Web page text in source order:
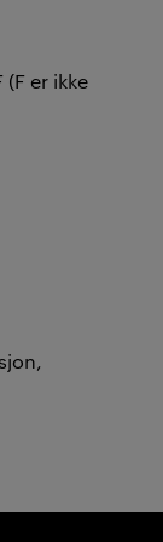
(F er ikke